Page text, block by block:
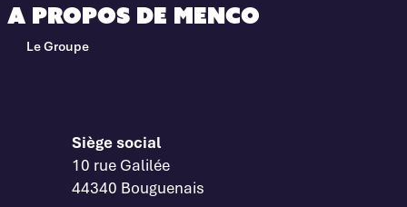
A propos de Menco
Le Groupe
Siège social
10 rue Galilée
44340 Bouguenais